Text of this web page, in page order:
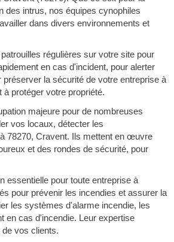
des intrus, nos équipes cynophiles
dans divers environnements et
régulières sur votre site pour
en cas d'incident, pour alerter
la sécurité de votre entreprise à
protéger votre propriété.
majeure pour de nombreuses
vos locaux, détecter les
78270, Cravent. Ils mettent en œuvre
et des rondes de sécurité, pour
essentielle pour toute entreprise à
pour prévenir les incendies et assurer la
les systèmes d'alarme incendie, les
en cas d'incendie. Leur expertise
vos clients.